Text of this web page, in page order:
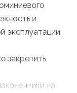
и
эксплуатации.
закрепить
на